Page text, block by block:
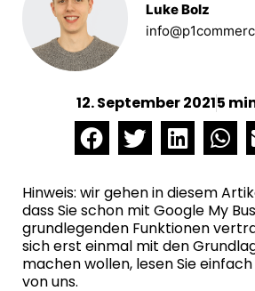
Luke Bolz
12. September 20215
Hinweis: wir gehen in diesem
dass Sie schon mit Google My
grundlegenden Funktionen
sich erst einmal mit den
machen wollen, lesen Sie einfach
von uns.